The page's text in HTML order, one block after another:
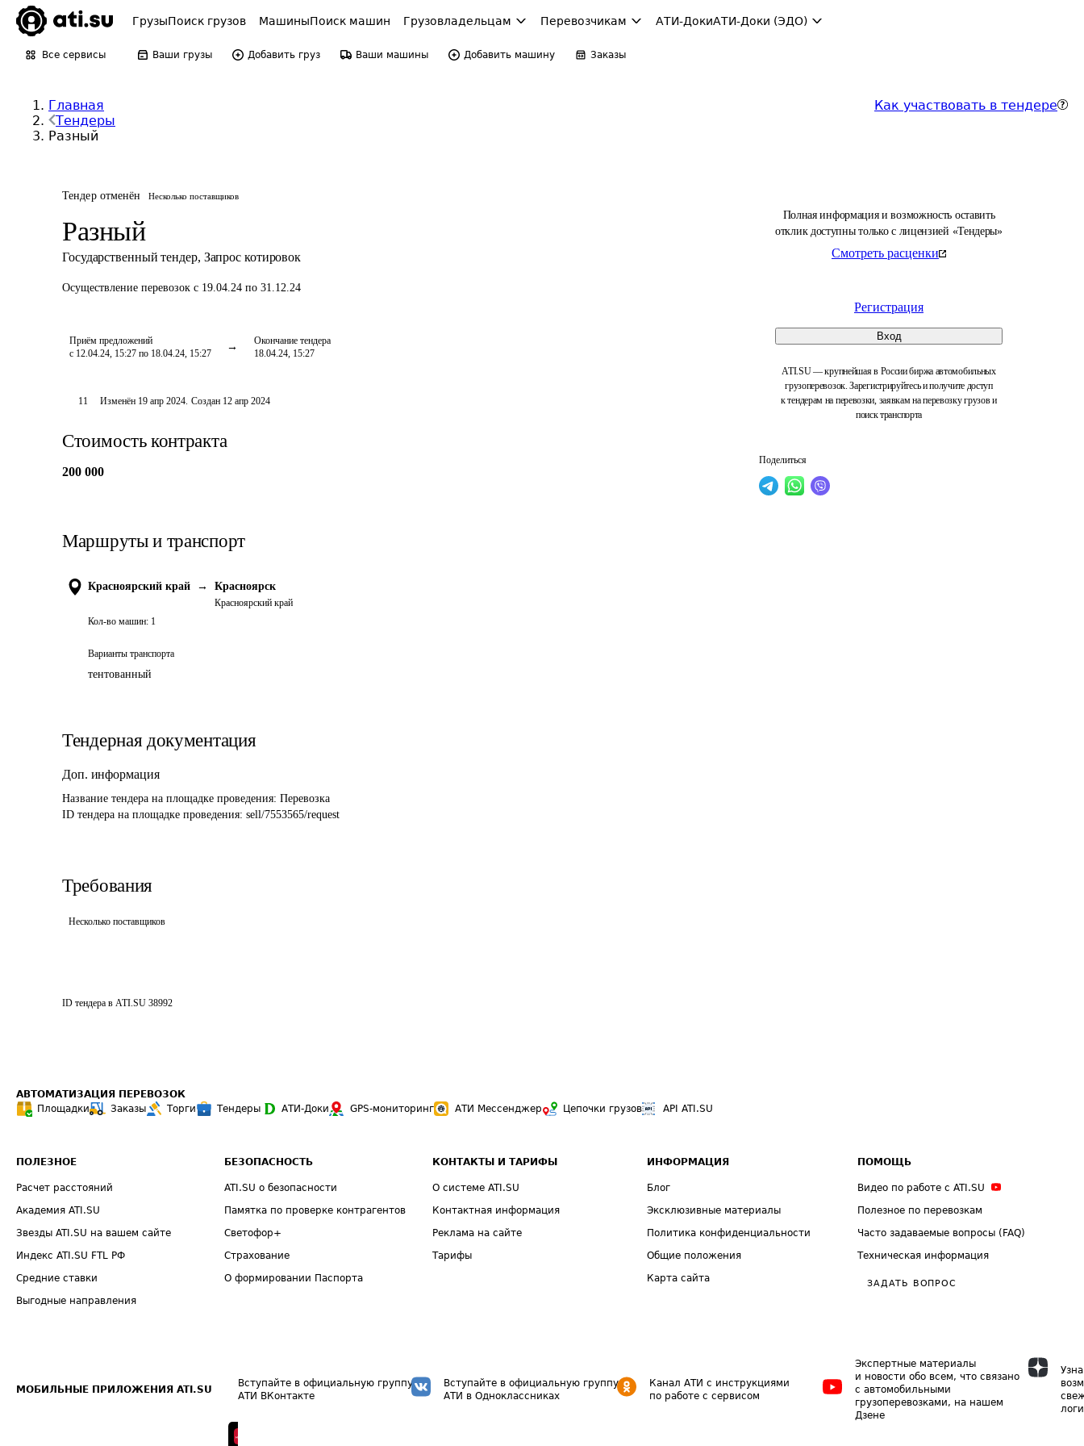
ГрузыПоиск грузов МашиныПоиск машин Грузовладельцам Перевозчикам АТИ-ДокиАТИ-Доки (ЭДО)
Все сервисы Ваши грузы Добавить груз Ваши машины Добавить машину Заказы
Главная
Тендеры
Разный
Как участвовать в тендере
Тендер отменён Несколько поставщиков
Разный
Государственный тендер, Запрос котировок
Осуществление перевозок с 19.04.24 по 31.12.24
Приём предложений
с 12.04.24, 15:27 по 18.04.24, 15:27
Окончание тендера
18.04.24, 15:27
Полная информация и возможность оставить
отклик доступны только с лицензией «Тендеры»
Смотреть расценки
Регистрация
Вход
ATI.SU — крупнейшая в России биржа автомобильных
грузоперевозок. Зарегистрируйтесь и получите доступ
к тендерам на перевозки, заявкам на перевозку грузов и
поиск транспорта
Поделиться
11 Изменён 19 апр 2024. Создан 12 апр 2024
Стоимость контракта
200 000
Маршруты и транспорт
Красноярский край → Красноярск
Красноярский край
Кол-во машин: 1
Варианты транспорта
тентованный
Тендерная документация
Доп. информация
Название тендера на площадке проведения: Перевозка
ID тендера на площадке проведения: sell/7553565/request
Требования
Несколько поставщиков
ID тендера в ATI.SU 38992
АВТОМАТИЗАЦИЯ ПЕРЕВОЗОК
Площадки
Заказы Торги Тендеры АТИ-Доки GPS-мониторинг АТИ Мессенджер Цепочки грузов API ATI.SU
ПОЛЕЗНОЕ
Расчет расстояний
Академия ATI.SU
Звезды ATI.SU на вашем сайте
Индекс ATI.SU FTL РФ
Средние ставки
Выгодные направления
БЕЗОПАСНОСТЬ
ATI.SU о безопасности
Памятка по проверке контрагентов
Светофор+
Страхование
О формировании Паспорта
КОНТАКТЫ И ТАРИФЫ
О системе ATI.SU
Контактная информация
Реклама на сайте
Тарифы
ИНФОРМАЦИЯ
Блог
Эксклюзивные материалы
Политика конфиденциальности
Общие положения
Карта сайта
ПОМОЩЬ
Видео по работе с ATI.SU
Полезное по перевозкам
Часто задаваемые вопросы (FAQ)
Техническая информация
ЗАДАТЬ ВОПРОС
МОБИЛЬНЫЕ ПРИЛОЖЕНИЯ ATI.SU
Вступайте в официальную группу
АТИ ВКонтакте
Вступайте в официальную группу
АТИ в Одноклассниках
Канал АТИ с инструкциями
по работе с сервисом
Экспертные материалы
и новости обо всем, что связано
с автомобильными
грузоперевозками, на нашем
Дзене